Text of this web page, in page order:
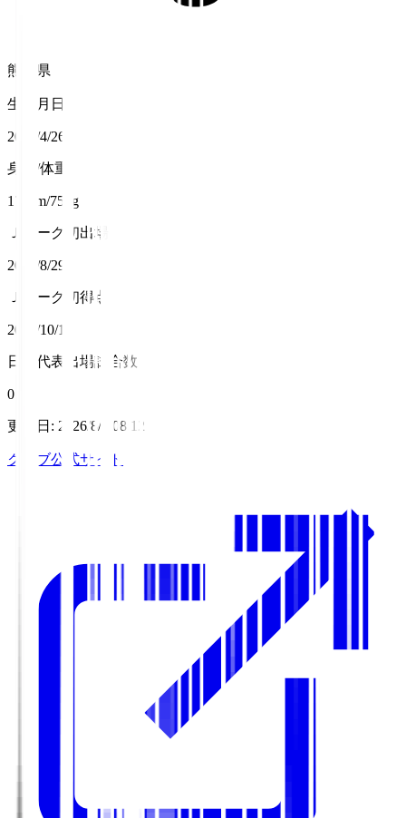
熊本県
生年月日
2000/4/26
身長/体重
178cm/75kg
Ｊリーグ初出場
2020/8/29
Ｊリーグ初得点
2020/10/11
日本代表出場試合数
0
更新日 : 2026/8/7 08:12
クラブ公式サイト